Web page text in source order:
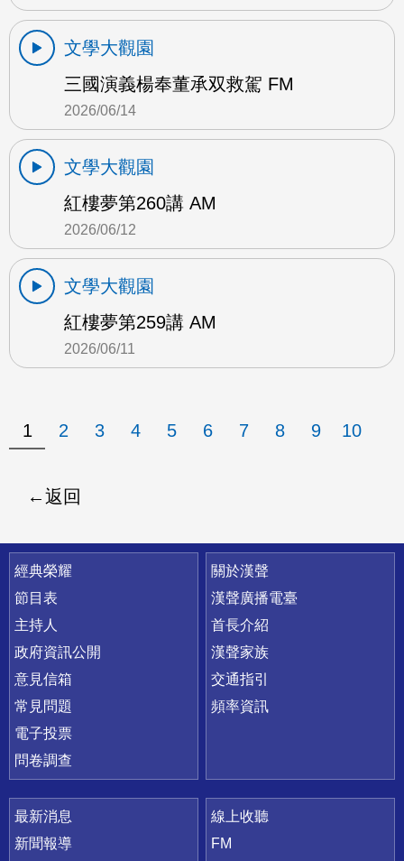
文學大觀園
三國演義楊奉董承双救駕 FM
2026/06/14
文學大觀園
紅樓夢第260講 AM
2026/06/12
文學大觀園
紅樓夢第259講 AM
2026/06/11
1 2 3 4 5 6 7 8 9 10
返回
快速連結
經典榮耀
節目表
主持人
政府資訊公開
意見信箱
常見問題
電子投票
問卷調查
關於漢聲
漢聲廣播電臺
首長介紹
漢聲家族
交通指引
頻率資訊
最新消息
新聞報導
線上收聽
FM